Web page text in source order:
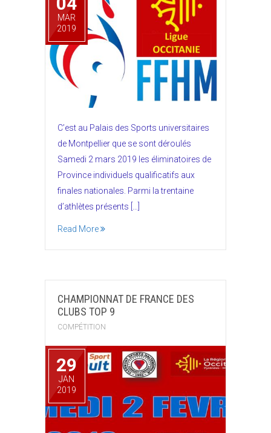
MAR
2019
C’est au Palais des Sports universitaires
de Montpellier que se sont déroulés
Samedi 2 mars 2019 les éliminatoires de
Province individuels qualificatifs aux
finales nationales. Parmi la trentaine
d’athlètes présents […]
Read More
CHAMPIONNAT DE FRANCE DES
CLUBS TOP 9
COMPÉTITION
29
JAN
2019